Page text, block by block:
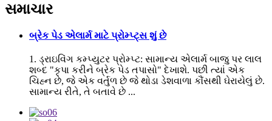
સમાચાર
બ્રેક પેડ એલાર્મ માટે પ્રોમ્પ્ટ્સ શું છે
1. ડ્રાઇવિંગ કમ્પ્યુટર પ્રોમ્પ્ટ: સામાન્ય એલાર્મ બાજુ પર લાલ
શબ્દ "કૃપા કરીને બ્રેક પેડ તપાસો" દેખાશે. પછી ત્યાં એક
ચિહ્ન છે, જે એક વર્તુળ છે જે થોડા ડેશવાળા કૌંસથી ઘેરાયેલું છે.
સામાન્ય રીતે, તે બતાવે છે ...